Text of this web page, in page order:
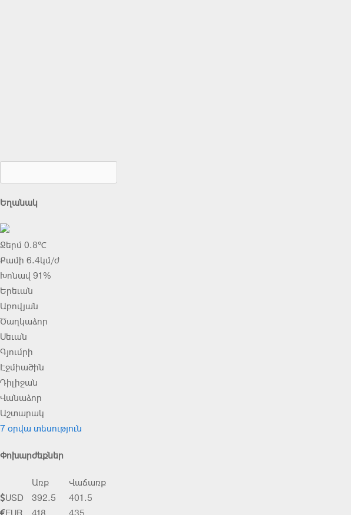
Եղանակ
Ջերմ 0.8℃
Քամի 6.4կմ/ժ
Խոնավ 91%
Երեւան
Աբովյան
Ծաղկաձոր
Սեւան
Գյումրի
Էջմիածին
Դիլիջան
Վանաձոր
Աշտարակ
7 օրվա տեսություն
Փոխարժեքներ
Առք
Վաճառք
USD
392.5
401.5